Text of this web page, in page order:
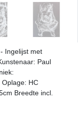
Ingelijst met
Paul
HC
Breedte incl.